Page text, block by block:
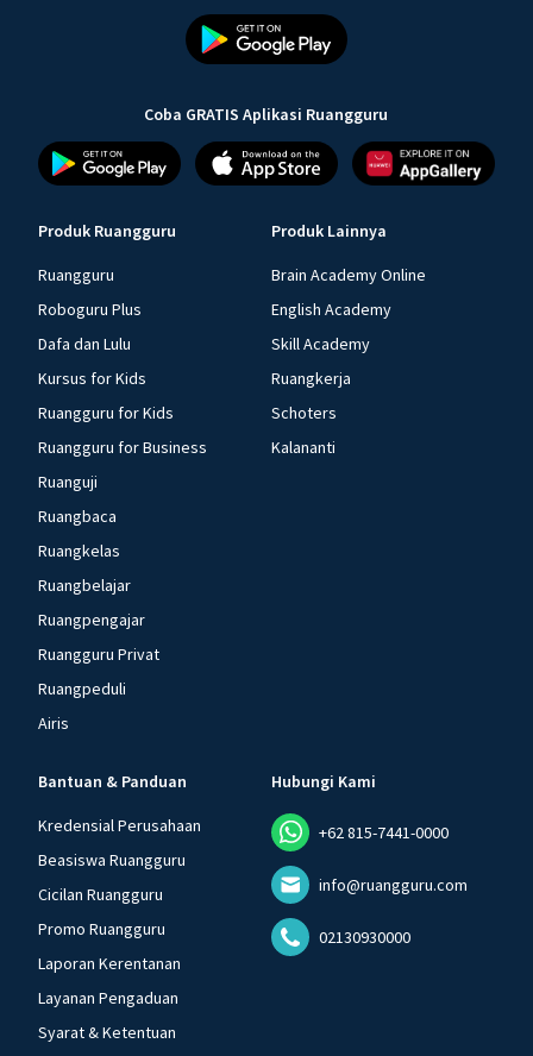
Coba GRATIS Aplikasi Ruangguru
Produk Ruangguru
Ruangguru
Roboguru Plus
Dafa dan Lulu
Kursus for Kids
Ruangguru for Kids
Ruangguru for Business
Ruanguji
Ruangbaca
Ruangkelas
Ruangbelajar
Ruangpengajar
Ruangguru Privat
Ruangpeduli
Airis
Produk Lainnya
Brain Academy Online
English Academy
Skill Academy
Ruangkerja
Schoters
Kalananti
Bantuan & Panduan
Kredensial Perusahaan
Beasiswa Ruangguru
Cicilan Ruangguru
Promo Ruangguru
Laporan Kerentanan
Layanan Pengaduan
Syarat & Ketentuan
Hubungi Kami
+62 815-7441-0000
info@ruangguru.com
02130930000